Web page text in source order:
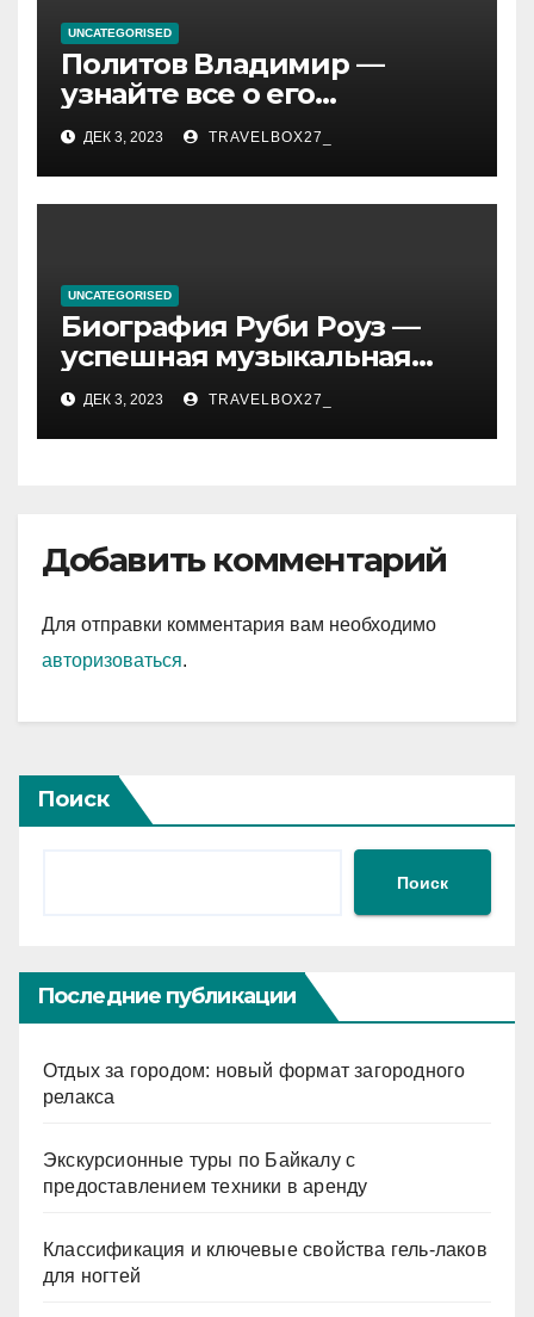
UNCATEGORISED
Политов Владимир —
узнайте все о его
биографии, возрасте и
впечатляющих
достижениях!
ДЕК 3, 2023 TRAVELBOX27_
UNCATEGORISED
Биография Руби Роуз —
успешная музыкальная
карьера, личная жизнь и
знаковые достижения
ДЕК 3, 2023 TRAVELBOX27_
Добавить комментарий
Для отправки комментария вам необходимо
авторизоваться.
Поиск
Поиск
Последние публикации
Отдых за городом: новый формат загородного
релакса
Экскурсионные туры по Байкалу с
предоставлением техники в аренду
Классификация и ключевые свойства гель-лаков
для ногтей